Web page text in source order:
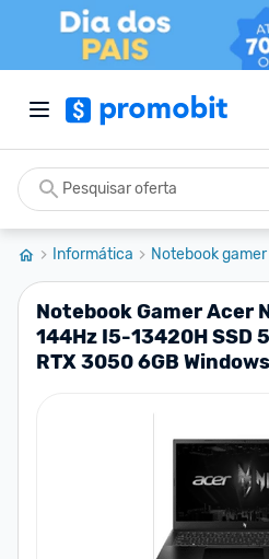
Informática Notebook gamer
Notebook Gamer Acer
144Hz I5-13420H SSD
RTX 3050 6GB